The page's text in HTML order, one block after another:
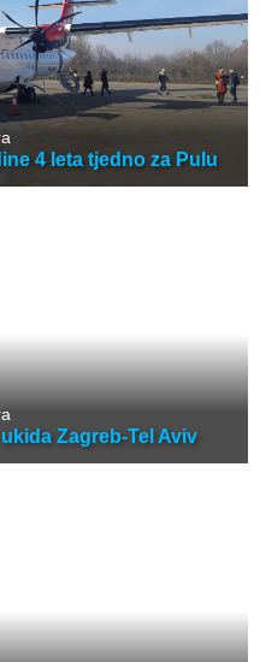
4 leta tjedno za Pulu
Zagreb-Tel Aviv